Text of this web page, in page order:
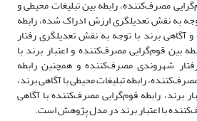
مصرف‌کننده، رابطه بین تبلیغات محیطی و
به نقش تعدیلگری ارزش ادراک شده، رابطه
آگاهی برند با توجه به نقش تعدیلگری رفتار
بین قوم‌گرایی مصرف‌کننده و اعتبار برند با
شهروندی مصرف‌کننده و همچنین رابطه
رابطه تبلیغات محیطی با آگاهی برند،
برند، رابطه قوم‌گرایی مصرف‌کننده با آگاهی
با اعتبار برند در مدل پژوهش است.